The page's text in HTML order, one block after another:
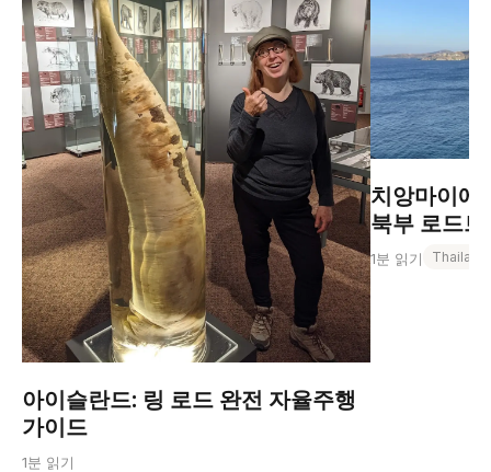
아이슬란드: 링 로드 완전 자율주행
가이드
1분 읽기
치앙마이에
북부 로드
1분 읽기 Thailand